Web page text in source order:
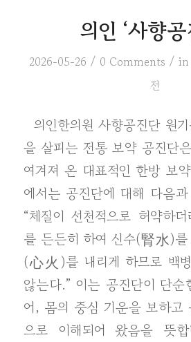
의인 ‘사향공
2026-05-26 / 0 Comments / in
전
의인한의원 사향공진단 원
을 살피는 전통 보약 공진단
여겨져 온 대표적인 한방 보
에서는 공진단에 대해 다음
“체질이 선천적으로 허약하
를 든든히 하여 신수(腎水)
(心火)를 내리게 하므로 백
않는다.” 이는 공진단이 단
어, 몸의 중심 기운을 보하고
으로 이해되어 왔음을 뜻합